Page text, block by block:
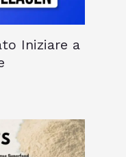
Iniziare a